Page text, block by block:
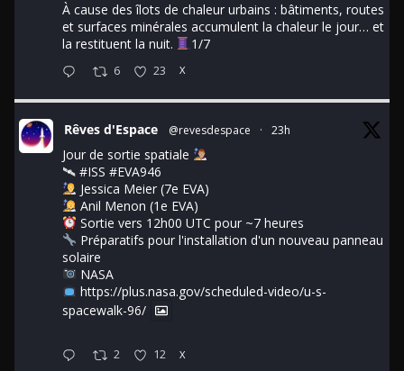
À cause des îlots de chaleur urbains : bâtiments, routes
et surfaces minérales accumulent la chaleur le jour… et
la restituent la nuit.
1/7
6 23 X
Rêves d'Espace @revesdespace · 23h
Jour de sortie spatiale
🛰 #ISS #EVA946
Jessica Meier (7e EVA)
Anil Menon (1e EVA)
Sortie vers 12h00 UTC pour ~7 heures
Préparatifs pour l'installation d'un nouveau panneau
solaire
NASA
https://plus.nasa.gov/scheduled-video/u-s-
spacewalk-96/
2 12 X